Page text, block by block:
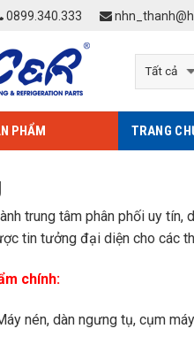
0899.340.333
PHẨM TRANG
trung tâm phân phối uy
tin tưởng đại diện cho các
chính:
nén, dàn ngưng tụ, cụm